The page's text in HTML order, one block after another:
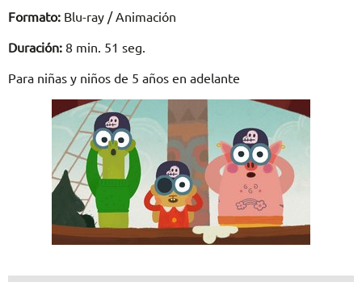
Formato: Blu-ray / Animación
Duración: 8 min. 51 seg.
Para niñas y niños de 5 años en adelante